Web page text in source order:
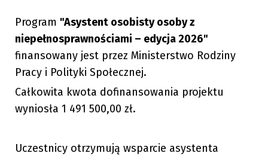
Program "Asystent osobisty osoby z
niepełnosprawnościami – edycja 2026"
finansowany jest przez Ministerstwo Rodziny
Pracy i Polityki Społecznej.
Całkowita kwota dofinansowania projektu
wyniosła 1 491 500,00 zł.
Uczestnicy otrzymują wsparcie asystenta